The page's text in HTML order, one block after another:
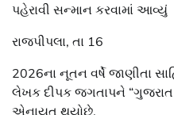
પહેરાવી સન્માન કરવામાં આવ્યું
રાજપીપલા, તા 16
2026ના નૂતન વર્ષે જાણીતા
લેખક દીપક જગતાપને “ગુજરાત
એનાયત થયોછે.